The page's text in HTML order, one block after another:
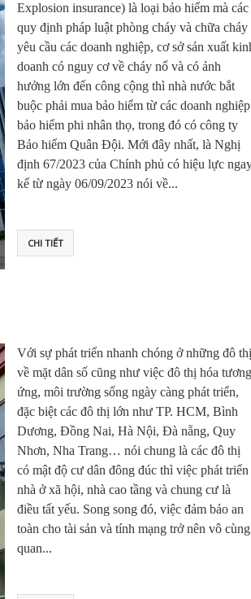
Explosion insurance) là loại bảo hiểm mà các
quy định pháp luật phòng cháy và chữa cháy
yêu cầu các doanh nghiệp, cơ sở sản xuất
doanh có nguy cơ về cháy nổ và có ảnh
hưởng lớn đến công cộng thì nhà nước bắt
buộc phải mua bảo hiểm từ các doanh nghiệp
bảo hiểm phi nhân thọ, trong đó có công ty
Bảo hiểm Quân Đội. Mới đây nhất, là Nghị
định 67/2023 của Chính phủ có hiệu lực
kể từ ngày 06/09/2023 nói về...
CHI TIẾT
Với sự phát triển nhanh chóng ở những đô
về mặt dân số cũng như việc đô thị hóa
ứng, môi trường sống ngày càng phát triển,
đặc biệt các đô thị lớn như TP. HCM, Bình
Dương, Đồng Nai, Hà Nội, Đà nẵng, Quy
Nhơn, Nha Trang… nói chung là các đô thị
có mật độ cư dân đông đúc thì việc phát triển
nhà ở xã hội, nhà cao tầng và chung cư là
điều tất yếu. Song song đó, việc đảm bảo an
toàn cho tài sản và tính mạng trở nên vô cùng
quan...